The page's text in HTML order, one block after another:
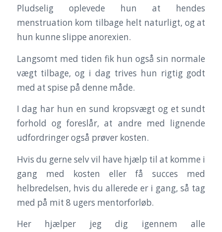
Pludselig oplevede hun at hendes
menstruation kom tilbage helt naturligt, og at
hun kunne slippe anorexien.
Langsomt med tiden fik hun også sin normale
vægt tilbage, og i dag trives hun rigtig godt
med at spise på denne måde.
I dag har hun en sund kropsvægt og et sundt
forhold og foreslår, at andre med lignende
udfordringer også prøver kosten.
Hvis du gerne selv vil have hjælp til at komme i
gang med kosten eller få succes med
helbredelsen, hvis du allerede er i gang, så tag
med på mit 8 ugers mentorforløb.
Her hjælper jeg dig igennem alle